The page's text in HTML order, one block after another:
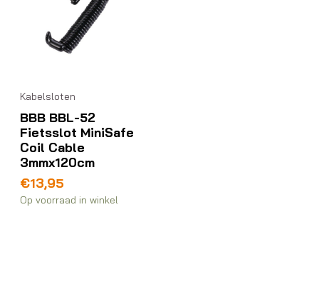
Kabelsloten
BBB BBL-52
Fietsslot MiniSafe
Coil Cable
3mmx120cm
€13,95
Op voorraad in winkel